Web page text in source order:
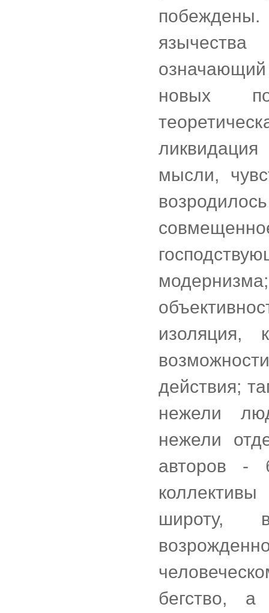
побеждены.
означающий
новых
мысли,
изоляция,
действия;
нежели
нежели
авторов -
широту,
бегство,